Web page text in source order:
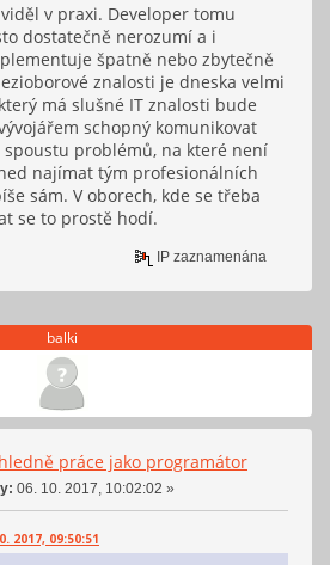
v praxi. Developer tomu
dostatečně nerozumí a i
špatně nebo zbytečně
znalosti je dneska velmi
má slušné IT znalosti bude
schopný komunikovat
problémů, na které není
najímat tým profesionálních
sám. V oborech, kde se třeba
se to prostě hodí.
IP zaznamenána
balki
práce jako programátor
06. 10. 2017, 10:02:02 »
2017, 09:50:51